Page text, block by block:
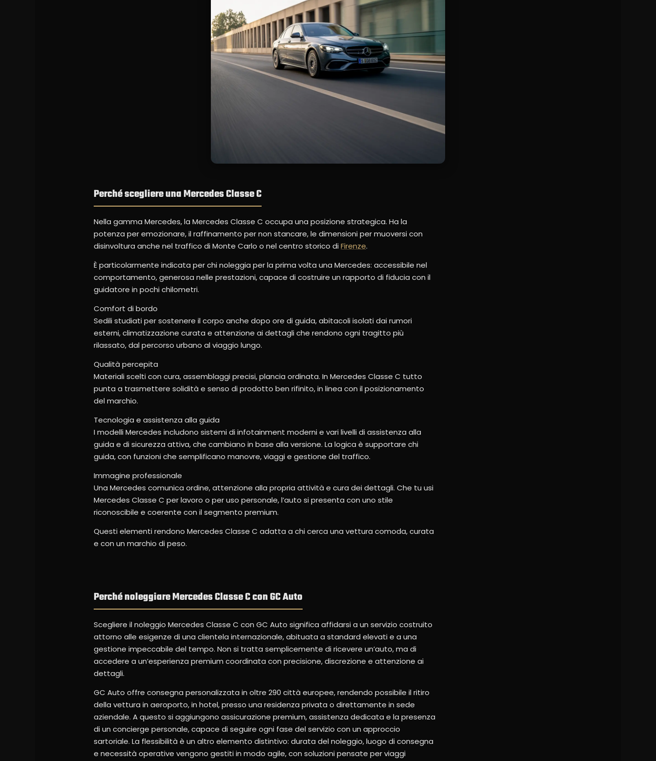
Perché scegliere una Mercedes Classe C
Nella gamma Mercedes, la Mercedes Classe C occupa una posizione strategica. Ha la
potenza per emozionare, il raffinamento per non stancare, le dimensioni per muoversi con
disinvoltura anche nel traffico di Monte Carlo o nel centro storico diFirenze.
È particolarmente indicata per chi noleggia per la prima volta una Mercedes: accessibile nel
comportamento, generosa nelle prestazioni, capace di costruire un rapporto di fiducia con il
guidatore in pochi chilometri.
Comfort di bordo
Sedili studiati per sostenere il corpo anche dopo ore di guida, abitacoli isolati dai rumori
esterni, climatizzazione curata e attenzione ai dettagli che rendono ogni tragitto più
rilassato, dal percorso urbano al viaggio lungo.
Qualità percepita
Materiali scelti con cura, assemblaggi precisi, plancia ordinata. In Mercedes Classe C tutto
punta a trasmettere solidità e senso di prodotto ben rifinito, in linea con il posizionamento
del marchio.
Tecnologia e assistenza alla guida
I modelli Mercedes includono sistemi di infotainment moderni e vari livelli di assistenza alla
guida e di sicurezza attiva, che cambiano in base alla versione. La logica è supportare chi
guida, con funzioni che semplificano manovre, viaggi e gestione del traffico.
Immagine professionale
Una Mercedes comunica ordine, attenzione alla propria attività e cura dei dettagli. Che tu usi
Mercedes Classe C per lavoro o per uso personale, l’auto si presenta con uno stile
riconoscibile e coerente con il segmento premium.
Questi elementi rendono Mercedes Classe C adatta a chi cerca una vettura comoda, curata
e con un marchio di peso.
Perché noleggiare Mercedes Classe C con GC Auto
Scegliere il noleggio Mercedes Classe C con GC Auto significa affidarsi a un servizio costruito
attorno alle esigenze di una clientela internazionale, abituata a standard elevati e a una
gestione impeccabile del tempo. Non si tratta semplicemente di ricevere un’auto, ma di
accedere a un’esperienza premium coordinata con precisione, discrezione e attenzione ai
dettagli.
GC Auto offre consegna personalizzata in oltre 290 città europee, rendendo possibile il ritiro
della vettura in aeroporto, in hotel, presso una residenza privata o direttamente in sede
aziendale. A questo si aggiungono assicurazione premium, assistenza dedicata e la presenza
di un concierge personale, capace di seguire ogni fase del servizio con un approccio
sartoriale. La flessibilità è un altro elemento distintivo: durata del noleggio, luogo di consegna
e necessità operative vengono gestiti in modo agile, con soluzioni pensate per viaggi